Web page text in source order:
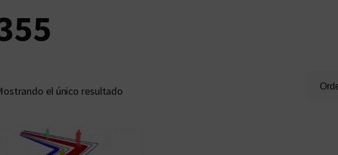
el único resultado